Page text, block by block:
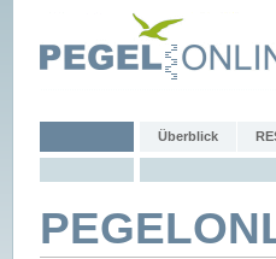
Überblick